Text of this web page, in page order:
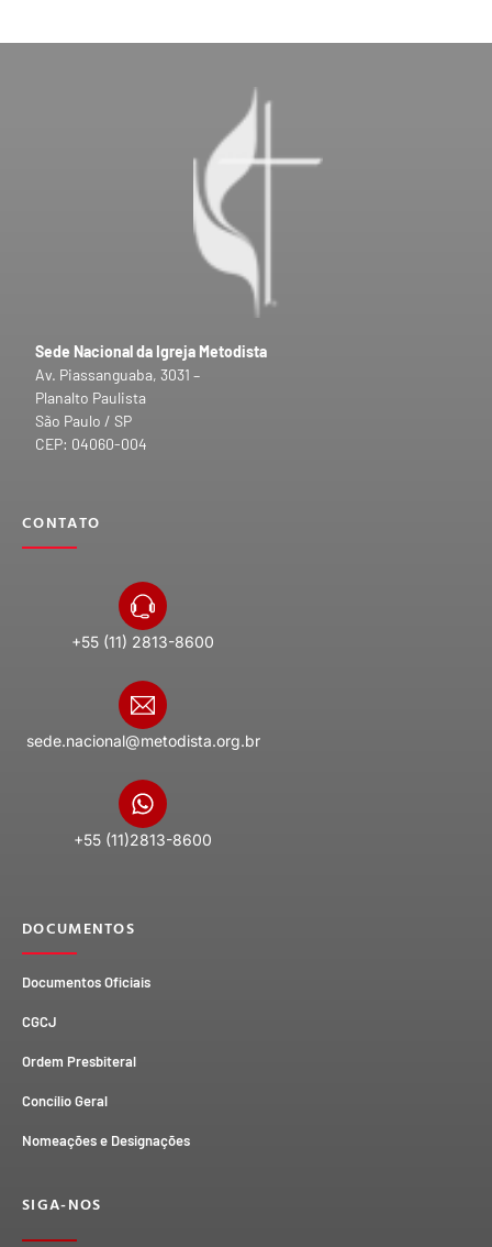
Sede Nacional da Igreja Metodista
Av. Piassanguaba, 3031 –
Planalto Paulista
São Paulo / SP
CEP: 04060-004
CONTATO
+55 (11) 2813-8600
sede.nacional@metodista.org.br
+55 (11)2813-8600
DOCUMENTOS
Documentos Oficiais
CGCJ
Ordem Presbiteral
Concílio Geral
Nomeações e Designações
SIGA-NOS